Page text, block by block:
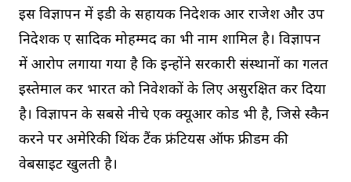
इस विज्ञापन में ईडी के सहायक निदेशक आर राजेश और उप
निदेशक ए सादिक मोहम्मद का भी नाम शामिल है। विज्ञापन
में आरोप लगाया गया है कि इन्होंने सरकारी संस्थानों का गलत
इस्तेमाल कर भारत को निवेशकों के लिए असुरक्षित कर दिया
है। विज्ञापन के सबसे नीचे एक क्यूआर कोड भी है, जिसे स्कैन
करने पर अमेरिकी थिंक टैंक फ्रंटियर्स ऑफ फ्रीडम की
वेबसाइट खुलती है।